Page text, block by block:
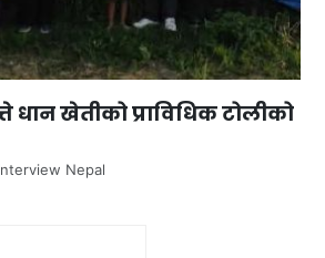
धान खेतीको प्राविधिक टोलीको
Nepal